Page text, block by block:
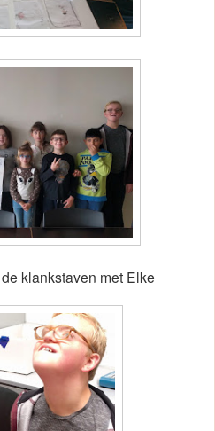
klankstaven met Elke